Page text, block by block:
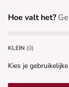
Hoe valt het?
KLEIN (0)
Kies je